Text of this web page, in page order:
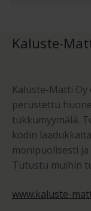
Kaluste-
Kaluste-Matti
perustettu
tukkumyymälä.
kodin
monipuolisesti
Tutustu muihin
www.kaluste-